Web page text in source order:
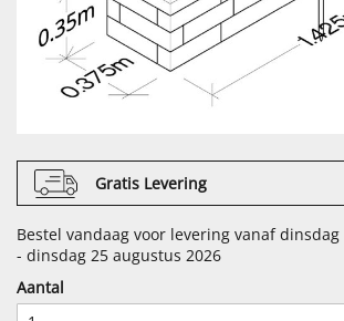
Gratis Levering
Bestel vandaag voor levering vanaf
- dinsdag 25 augustus 2026
Aantal